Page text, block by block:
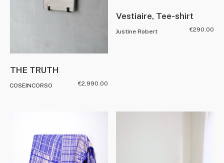
THE TRUTH
COSEINCORSO €2,990.00
Vestiaire, Tee-shirt
Justine Robert €290.00